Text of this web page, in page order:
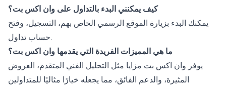
كيف يمكنني البدء بالتداول على وان اكس بت؟
يمكنك البدء بزيارة الموقع الرسمي الخاص بهم، التسجيل، وفتح
حساب تداول.
ما هي المميزات الفريدة التي يقدمها وان اكس بت؟
يوفر وان اكس بت مزايا مثل التحليل الفني المتقدم، العروض
المثيرة، والدعم الفائق، مما يجعله خيارًا مثاليًا للمتداولين